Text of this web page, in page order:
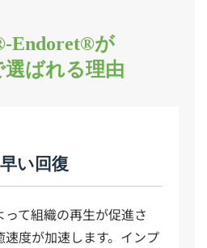
Endoret®が
選ばれる理由
い回復
て組織の再生が促進さ
度が加速します。インプ